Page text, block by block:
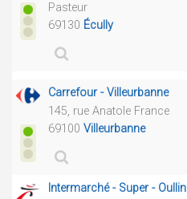
Pasteur
69130 Écully
Carrefour - Villeurbanne
145, rue Anatole France
69100 Villeurbanne
Intermarché - Super -